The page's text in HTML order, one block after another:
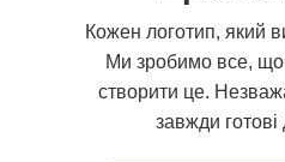
Кожен логотип, який
Ми зробимо все,
створити це.
завжди